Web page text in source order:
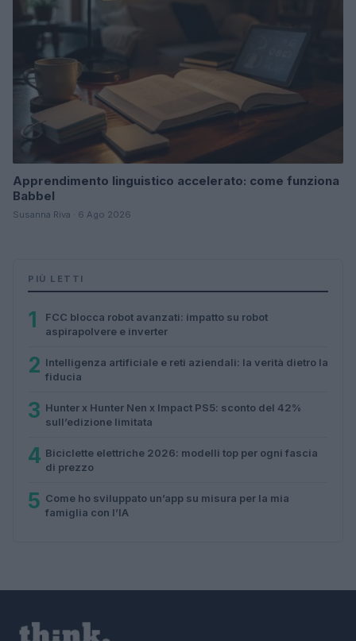
Apprendimento linguistico accelerato: come funziona
Babbel
Susanna Riva · 6 Ago 2026
PIÙ LETTI
1
FCC blocca robot avanzati: impatto su robot
aspirapolvere e inverter
2 Intelligenza artificiale e reti aziendali: la verità dietro la
fiducia
3 Hunter x Hunter Nen x Impact PS5: sconto del 42%
sull’edizione limitata
4 Biciclette elettriche 2026: modelli top per ogni fascia
di prezzo
5 Come ho sviluppato un’app su misura per la mia
famiglia con l’IA